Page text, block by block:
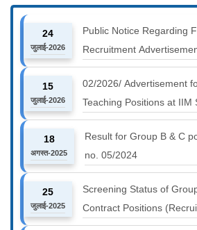
24
जुलाई-2026
Public Notice Regarding
Recruitment
15
जुलाई-2026
02/2026/ Advertisement
Teaching Positions at IIM
18
अगस्त-2025
Result for Group B & C
no. 05/2024
25
जुलाई-2025
Screening Status of
Contract Positions